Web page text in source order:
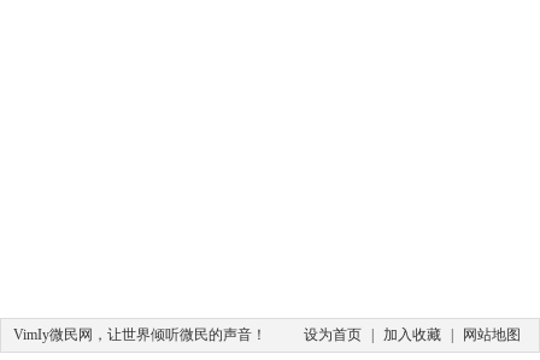
VimIy微民网，让世界倾听微民的声音！ 设为首页 加入收藏 网站地图